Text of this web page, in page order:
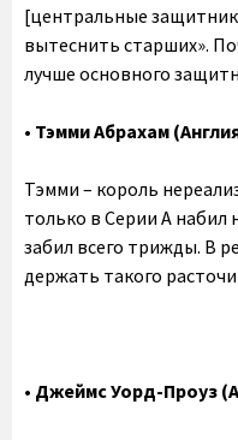
[центральные
вытеснить старших».
лучше основного
• Тэмми Абрахам
Тэмми – король
только в Серии А набил
забил всего трижды. В
держать такого
• Джеймс Уорд-Проуз